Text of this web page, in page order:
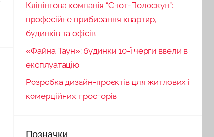
Клінінгова компанія “Єнот-Полоскун”:
професійне прибирання квартир,
будинків та офісів
«Файна Таун»: будинки 10-ї черги ввели в
експлуатацію
Розробка дизайн-проєктів для житлових і
комерційних просторів
Позначки